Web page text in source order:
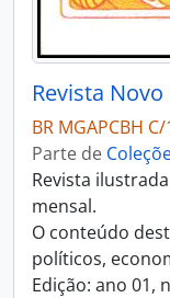
Revista
BR MGAPCBH
Parte de
Revista
mensal.
O conteúdo
políticos,
Edição: ano 01,